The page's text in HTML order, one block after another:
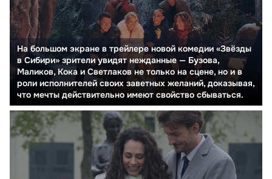
На большом экране в трейлере новой комедии «Звёзды
в Сибири» зрители увидят нежданные — Бузова,
Маликов, Кока и Светлаков не только на сцене, но и в
роли исполнителей своих заветных желаний, доказывая,
что мечты действительно имеют свойство сбываться.